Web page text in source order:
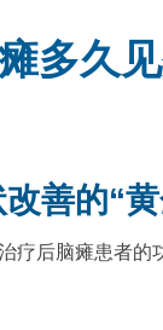
多久
善的“
疗后脑瘫患者的